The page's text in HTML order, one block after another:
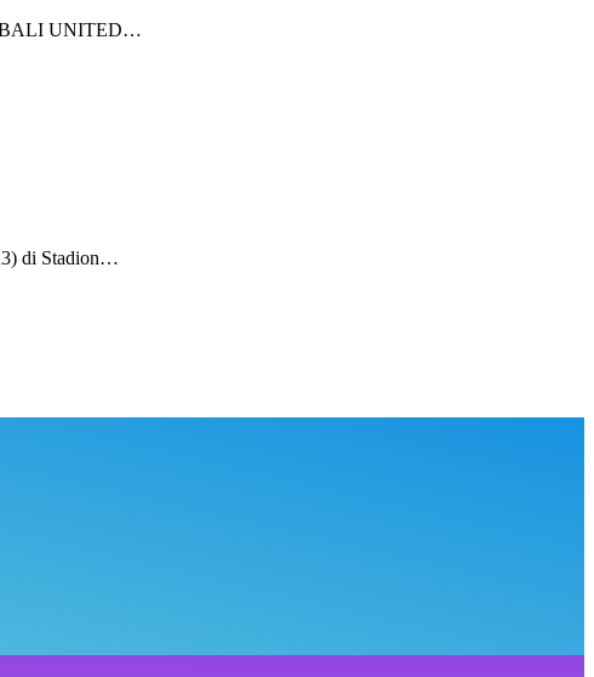
BALI UNITED…
di Stadion…